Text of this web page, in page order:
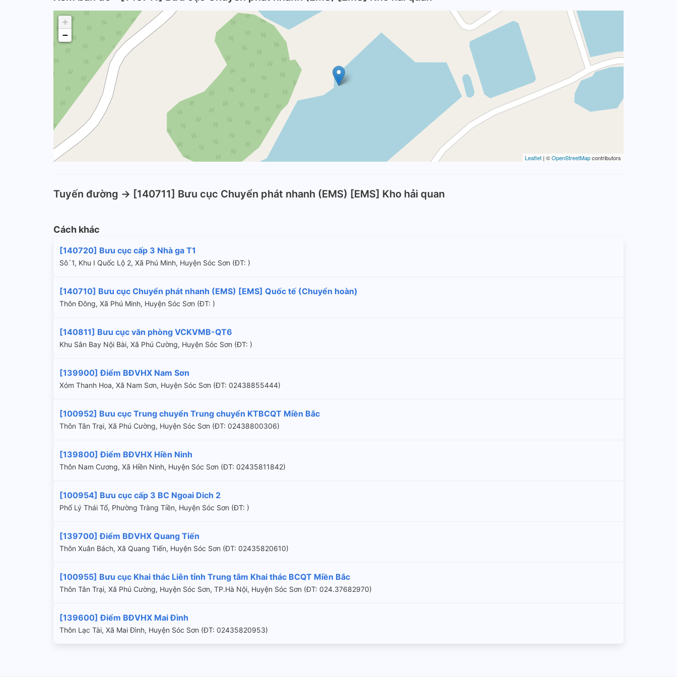
+
−
Leaflet | ©OpenStreetMapcontributors
Tuyến đường -> [140711] Bưu cục Chuyển phát nhanh (EMS) [EMS] Kho hải quan
Cách khác
[140720] Bưu cục cấp 3 Nhà ga T1
Sô´1, Khu I Quốc Lộ 2, Xã Phú Minh, Huyện Sóc Sơn (ÐT: )
[140710] Bưu cục Chuyển phát nhanh (EMS) [EMS] Quốc tế (Chuyển hoàn)
Thôn Đông, Xã Phú Minh, Huyện Sóc Sơn (ÐT: )
[140811] Bưu cục văn phòng VCKVMB-QT6
Khu Sân Bay Nội Bài, Xã Phú Cường, Huyện Sóc Sơn (ÐT: )
[139900] Điểm BĐVHX Nam Sơn
Xóm Thanh Hoa, Xã Nam Sơn, Huyện Sóc Sơn (ÐT: 02438855444)
[100952] Bưu cục Trung chuyển Trung chuyển KTBCQT Miền Bắc
Thôn Tân Trại, Xã Phú Cường, Huyện Sóc Sơn (ÐT: 02438800306)
[139800] Điểm BĐVHX Hiền Ninh
Thôn Nam Cương, Xã Hiền Ninh, Huyện Sóc Sơn (ÐT: 02435811842)
[100954] Bưu cục cấp 3 BC Ngoai Dich 2
Phố Lý Thái Tổ, Phường Tràng Tiền, Huyện Sóc Sơn (ÐT: )
[139700] Điểm BĐVHX Quang Tiến
Thôn Xuân Bách, Xã Quang Tiến, Huyện Sóc Sơn (ÐT: 02435820610)
[100955] Bưu cục Khai thác Liên tỉnh Trung tâm Khai thác BCQT Miền Bắc
Thôn Tân Trại, Xã Phú Cường, Huyện Sóc Sơn, TP.Hà Nội, Huyện Sóc Sơn (ÐT: 024.37682970)
[139600] Điểm BĐVHX Mai Đình
Thôn Lạc Tài, Xã Mai Đình, Huyện Sóc Sơn (ÐT: 02435820953)